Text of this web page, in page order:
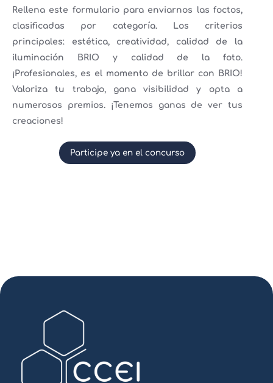
Rellena este formulario para enviarnos las foctos,
clasificadas por categoría. Los criterios
principales: estética, creatividad, calidad de la
iluminación BRIO y calidad de la foto.
¡Profesionales, es el momento de brillar con BRIO!
Valoriza tu trabajo, gana visibilidad y opta a
numerosos premios. ¡Tenemos ganas de ver tus
creaciones!
Participe ya en el concurso